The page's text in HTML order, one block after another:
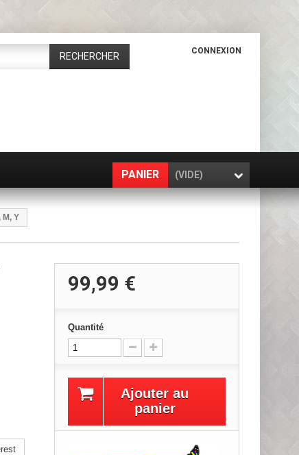
CONNEXION
RECHERCHER
PANIER (VIDE)
Y
99,99 €
Quantité
Ajouter au
panier